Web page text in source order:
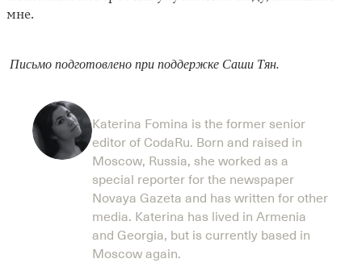
мне.
Письмо подготовлено при поддержке Саши Тян.
Katerina Fomina is the former senior
editor of CodaRu. Born and raised in
Moscow, Russia, she worked as a
special reporter for the newspaper
Novaya Gazeta and has written for other
media. Katerina has lived in Armenia
and Georgia, but is currently based in
Moscow again.